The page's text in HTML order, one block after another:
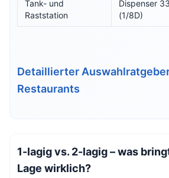
Tank- und
Raststation
Dispenser
(1/8D)
Detaillierter
Restaurants
1-lagig vs. 2-lagig – was
Lage wirklich?